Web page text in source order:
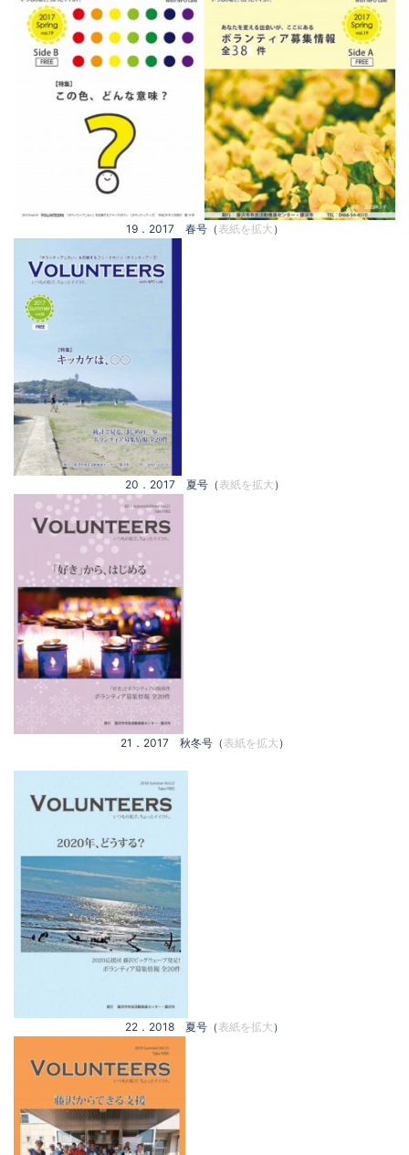
19．2017 春号（ 表紙を拡大 ）
20．2017 夏号（ 表紙を拡大 ）
21．2017 秋冬号（ 表紙を拡大 ）
22．2018 夏号（ 表紙を拡大 ）